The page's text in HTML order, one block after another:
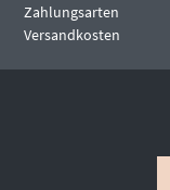
Zahlungsarten
Versandkosten